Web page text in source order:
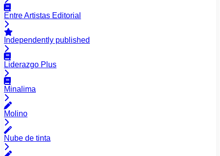
Entre Artistas Editorial
Independently published
Liderazgo Plus
Minalima
Molino
Nube de tinta